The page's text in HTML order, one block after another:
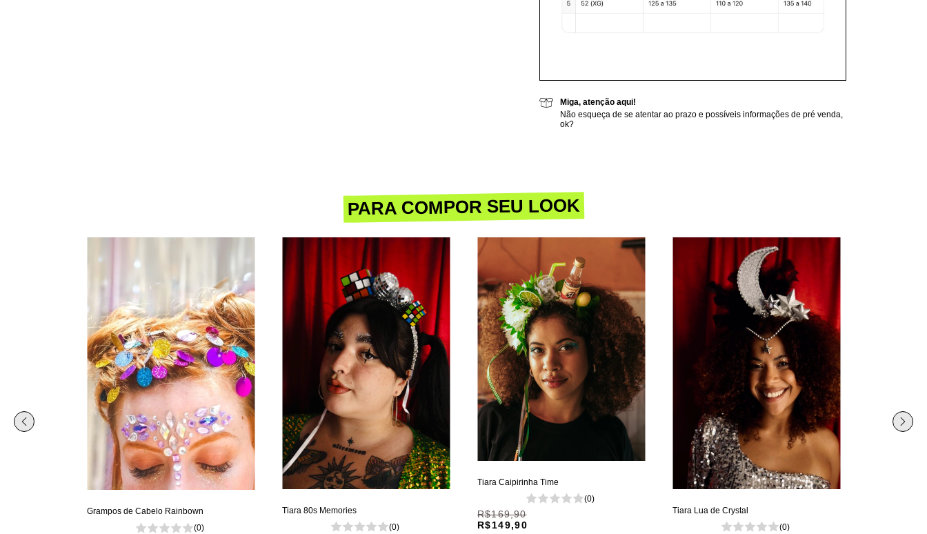
Miga, atenção aqui!
Não esqueça de se atentar ao prazo e possíveis informações de pré venda,
ok?
PARA COMPOR SEU LOOK
Grampos de Cabelo Rainbown
(0)
Tiara 80s Memories
(0)
Tiara Caipirinha Time
(0)
R$169,90
R$149,90
Tiara Lua de Crystal
(0)